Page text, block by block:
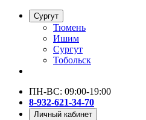
Сургут
Тюмень
Ишим
Сургут
Тобольск
ПН-ВС: 09:00-19:00
8-932-621-34-70
Личный кабинет